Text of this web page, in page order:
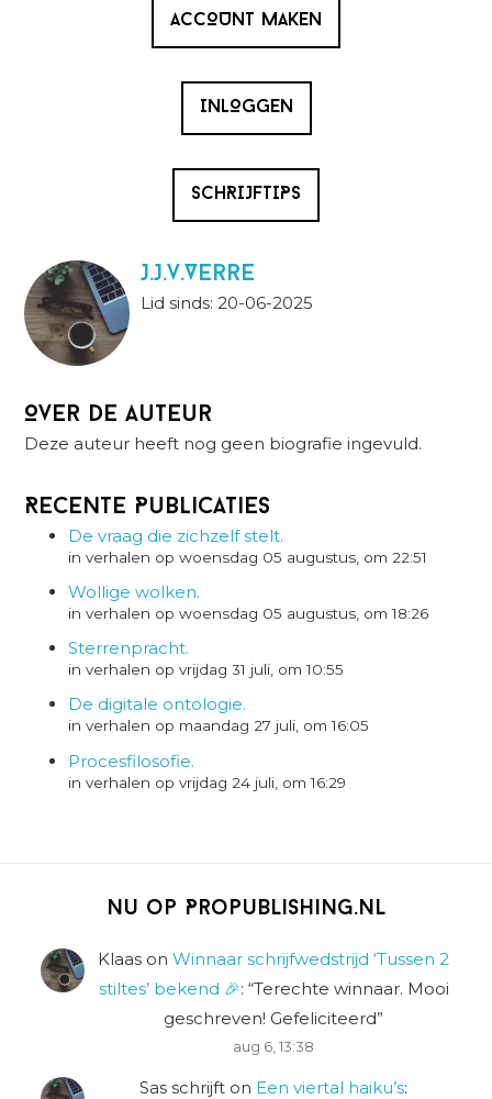
ACCOUNT MAKEN
INLOGGEN
SCHRIJFTIPS
J.J.v.Verre
Lid sinds: 20-06-2025
Over de auteur
Deze auteur heeft nog geen biografie ingevuld.
Recente Publicaties
De vraag die zichzelf stelt.
in verhalen op woensdag 05 augustus, om 22:51
Wollige wolken.
in verhalen op woensdag 05 augustus, om 18:26
Sterrenpracht.
in verhalen op vrijdag 31 juli, om 10:55
De digitale ontologie.
in verhalen op maandag 27 juli, om 16:05
Procesfilosofie.
in verhalen op vrijdag 24 juli, om 16:29
Nu op Propublishing.nl
Klaas on Winnaar schrijfwedstrijd ‘Tussen 2
stiltes’ bekend 🎉: “Terechte winnaar. Mooi
geschreven! Gefeliciteerd”
aug 6, 13:38
Sas schrijft on Een viertal haiku’s: